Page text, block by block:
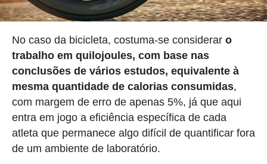
No caso da bicicleta, costuma-se considerar o
trabalho em quilojoules, com base nas
conclusões de vários estudos, equivalente à
mesma quantidade de calorias consumidas,
com margem de erro de apenas 5%, já que aqui
entra em jogo a eficiência específica de cada
atleta que permanece algo difícil de quantificar fora
de um ambiente de laboratório.